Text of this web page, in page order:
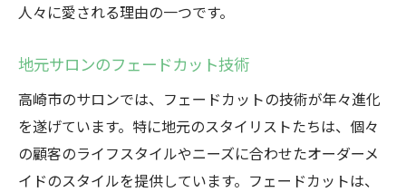
人々に愛される理由の一つです。
地元サロンのフェードカット技術
高崎市のサロンでは、フェードカットの技術が年々進化
を遂げています。特に地元のスタイリストたちは、個々
の顧客のライフスタイルやニーズに合わせたオーダーメ
イドのスタイルを提供しています。フェードカットは、